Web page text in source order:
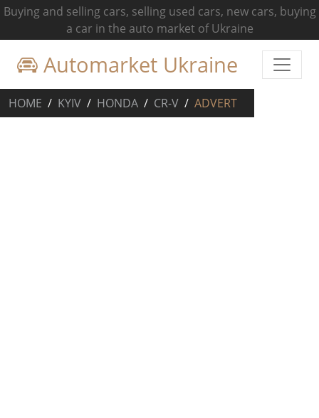
Buying and selling cars, selling used cars, new cars, buying
a car in the auto market of Ukraine
Automarket Ukraine
HOME KYIV HONDA CR-V ADVERT